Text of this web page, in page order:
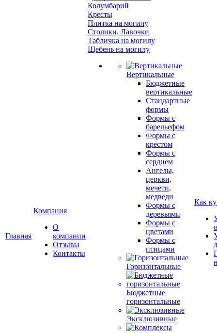
Главная
Компания
О
компании
Отзывы
Контакты
Колумбарий
Кресты
Плитка на могилу
Столики, Лавочки
Табличка на могилу
Щебень на могилу
Вертикальные
Бюджетные
вертикальные
Стандартные
формы
Формы с
барельефом
Формы с
крестом
Формы с
сердцем
Ангелы,
церкви,
мечети,
медведи
Формы с
деревьями
Формы с
цветами
Формы с
птицами
Горизонтальные
Бюджетные
горизонтальные
Эксклюзивные
Как